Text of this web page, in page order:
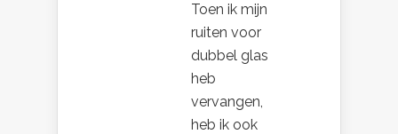
Toen ik mijn
ruiten voor
dubbel glas
heb
vervangen,
heb ik ook